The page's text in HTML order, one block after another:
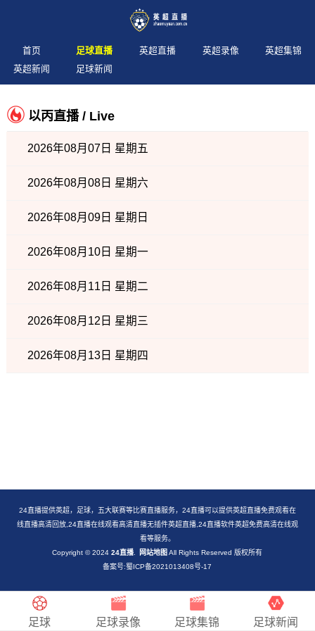
首页 足球直播 英超直播 英超录像
英超集锦
英超新闻
足球新闻
以丙直播 / Live
2026年08月07日 星期五
2026年08月08日 星期六
2026年08月09日 星期日
2026年08月10日 星期一
2026年08月11日 星期二
2026年08月12日 星期三
2026年08月13日 星期四
24直播提供英超，足球，五大联赛等比赛直播服务，24直播可以提供英超直播免费观看在
线直播高清回放,24直播在线观看高清直播无插件英超直播,24直播软件英超免费高清在线观
看等服务。
Copyright © 202424直播 网站地图 All Rights Reserved 版权所有
备案号:蜀ICP备2021013408号-17
足球 足球录像 足球集锦 足球新闻